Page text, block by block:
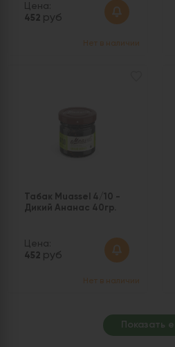
Цена:
452 руб
Нет в наличии
Табак Muassel 4/10 -
Дикий Ананас 40гр.
Цена:
452 руб
Нет в наличии
Показать